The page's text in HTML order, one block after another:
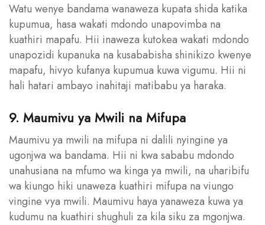
Watu wenye bandama wanaweza kupata shida katika
kupumua, hasa wakati mdondo unapovimba na
kuathiri mapafu. Hii inaweza kutokea wakati mdondo
unapozidi kupanuka na kusababisha shinikizo kwenye
mapafu, hivyo kufanya kupumua kuwa vigumu. Hii ni
hali hatari ambayo inahitaji matibabu ya haraka.
9. Maumivu ya Mwili na Mifupa
Maumivu ya mwili na mifupa ni dalili nyingine ya
ugonjwa wa bandama. Hii ni kwa sababu mdondo
unahusiana na mfumo wa kinga ya mwili, na uharibifu
wa kiungo hiki unaweza kuathiri mifupa na viungo
vingine vya mwili. Maumivu haya yanaweza kuwa ya
kudumu na kuathiri shughuli za kila siku za mgonjwa.